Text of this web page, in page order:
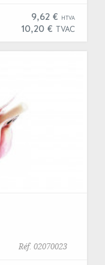
9,62 € HTVA
10,20 €TVAC
unité de "Ail purée"
Réf. 02070023